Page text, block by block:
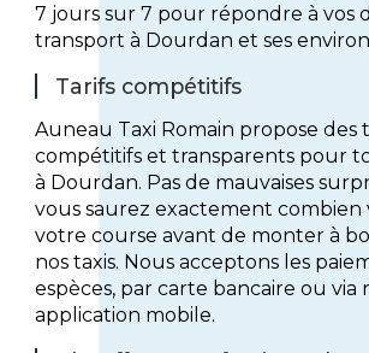
7 jours sur 7 pour répondre à vos
transport à Dourdan et ses
Tarifs compétitifs
Auneau Taxi Romain propose des
compétitifs et transparents pour
à Dourdan. Pas de mauvaises
vous saurez exactement combien
votre course avant de monter à
nos taxis. Nous acceptons les
espèces, par carte bancaire ou via
application mobile.